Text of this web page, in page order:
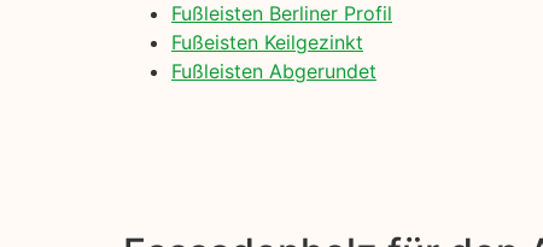
Fußleisten Berliner Profil
Fußeisten Keilgezinkt
Fußleisten Abgerundet